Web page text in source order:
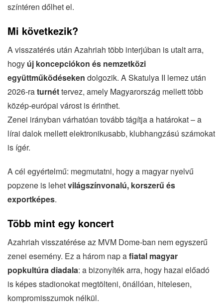
színtéren dőlhet el.
Mi következik?
A visszatérés után Azahriah több interjúban is utalt arra,
hogy új koncepciókon és nemzetközi
együttműködéseken dolgozik. A Skatulya II lemez után
2026-raturnéttervez, amely Magyarország mellett több
közép-európai várost is érinthet.
Zenei irányban várhatóan tovább tágítja a határokat – a
lírai dalok mellett elektronikusabb, klubhangzású számokat
is ígér.
A cél egyértelmű: megmutatni, hogy a magyar nyelvű
popzene is lehetvilágszínvonalú, korszerű és
exportképes.
Több mint egy koncert
Azahriah visszatérése az MVM Dome-ban nem egyszerű
zenei esemény. Ez a három nap afiatal magyar
popkultúra diadala: a bizonyíték arra, hogy hazai előadó
is képes stadionokat megtölteni, önállóan, hitelesen,
kompromisszumok nélkül.